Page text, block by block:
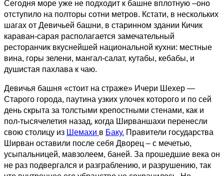
Сегодня море уже не подходит к башне вплотную –оно
отступило на полторы сотни метров. Кстати, в нескольких
шагах от Девичьей башни, в старинном здании Кичик
караван-сарая располагается замечательный
ресторанчик вкуснейшей национальной кухни: местные
вина, горы зелени, мангал-салат, кутабы, кебабы, и
душистая пахлава к чаю.
Девичья башня «стоит на страже» Ичери Шехер —
Старого города, паутина узких улочек которого и по сей
день скрыта за толстыми крепостными стенами, как и
пол-тысячелетия назад, когда Ширваншахи перенесли
свою столицу из Шемахи в Баку. Правители государства
Ширван оставили после себя Дворец – с мечетью,
усыпальницей, мавзолеем, баней. За прошедшие века он
не раз подвергался и разграблению, и разрушению, так